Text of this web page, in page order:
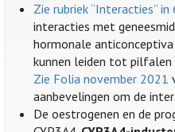
Zie rubriek “Interacties” in
interacties met
hormonale anticonceptiva
kunnen leiden tot pilfalen
Zie Folia november 2021
aanbevelingen om de
De oestrogenen en de